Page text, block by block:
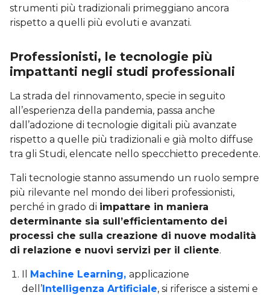
strumenti più tradizionali primeggiano ancora
rispetto a quelli più evoluti e avanzati.
Professionisti, le tecnologie più
impattanti negli studi professionali
La strada del rinnovamento, specie in seguito
all’esperienza della pandemia, passa anche
dall’adozione di tecnologie digitali più avanzate
rispetto a quelle più tradizionali e già molto diffuse
tra gli Studi, elencate nello specchietto precedente.
Tali tecnologie stanno assumendo un ruolo sempre
più rilevante nel mondo dei liberi professionisti,
perché in grado di impattare in maniera
determinante sia sull’efficientamento dei
processi che sulla creazione di nuove modalità
di relazione e nuovi servizi per il cliente.
Il Machine Learning, applicazione
dell’Intelligenza Artificiale, si riferisce a sistemi e